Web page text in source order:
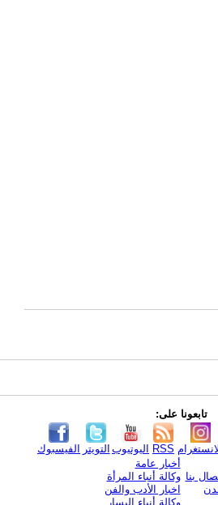
تابعونا على:
الفيسبوك التويتر اليوتيوب RSS
بنا
أخبار عامة
وكالة أنباء المرأة
اخبار الأدب والفن
وكالة أنباء اليسار